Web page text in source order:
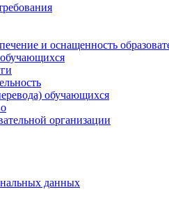
и оснащенность
обучающихся
организации
данных